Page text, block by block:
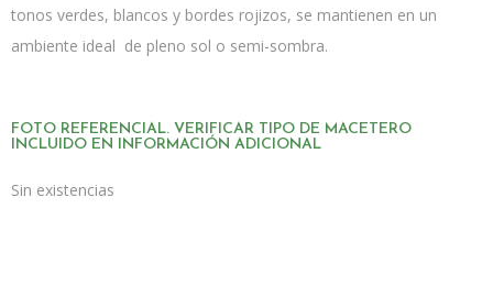
tonos verdes, blancos y bordes rojizos, se mantienen en un
ambiente ideal de pleno sol o semi-sombra.
FOTO REFERENCIAL. VERIFICAR TIPO DE MACETERO
INCLUIDO EN INFORMACIÓN ADICIONAL
Sin existencias